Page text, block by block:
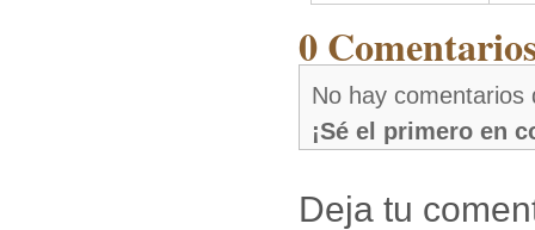
0
No hay comentarios
¡Sé el primero en
Deja tu